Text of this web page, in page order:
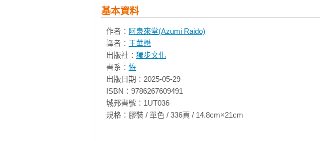
兩人對望，有些尷尬地乾笑。
「……他剛才說的是真的嗎？」菜緒說。
「妳在說什麼啊？怎麼可能是真的。」
悟有些強硬地一笑置之，但菜緒一臉嚴肅地追問：
「你自己不是也聽得很認真？」
「我是好奇才聽他怎麼說而已，又沒說我相信。再說，就算是自
基本資料
作者： 阿泉來堂(Azumi Raido)
譯者： 王華懋
出版社： 獨步文化
書系： 恠
出版日期：2025-05-29
ISBN：9786267609491
城邦書號：1UT036
規格：膠裝 / 單色 / 336頁 / 14.8cm×21cm